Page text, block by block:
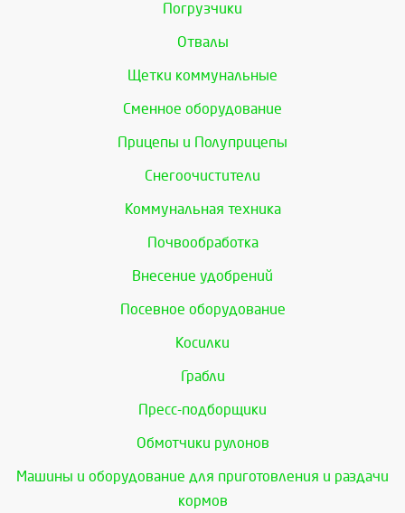
Погрузчики
Отвалы
Щетки коммунальные
Сменное оборудование
Прицепы и Полуприцепы
Снегоочистители
Коммунальная техника
Почвообработка
Внесение удобрений
Посевное оборудование
Косилки
Грабли
Пресс-подборщики
Обмотчики рулонов
Машины и оборудование для приготовления и раздачи
кормов